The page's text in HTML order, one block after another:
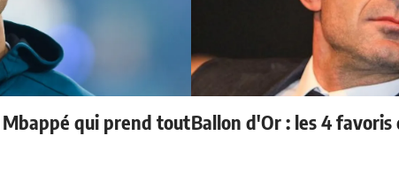
qui prend toutBallon d'Or : les 4 favoris